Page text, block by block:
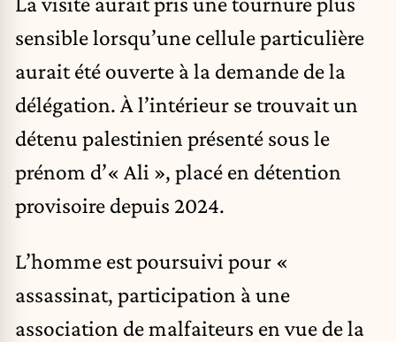
sensible lorsqu’une cellule particulière
aurait été ouverte à la demande de la
délégation. À l’intérieur se trouvait un
détenu palestinien présenté sous le
prénom d’« Ali », placé en détention
provisoire depuis 2024.
L’homme est poursuivi pour «
assassinat, participation à une
association de malfaiteurs en vue de la